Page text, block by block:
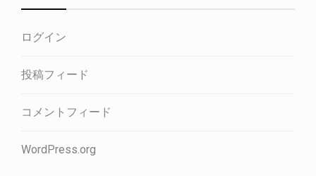
ログイン
投稿フィード
コメントフィード
WordPress.org